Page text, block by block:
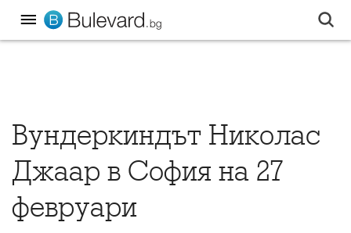
Вундеркиндът Николас
Джаар в София на 27
февруари